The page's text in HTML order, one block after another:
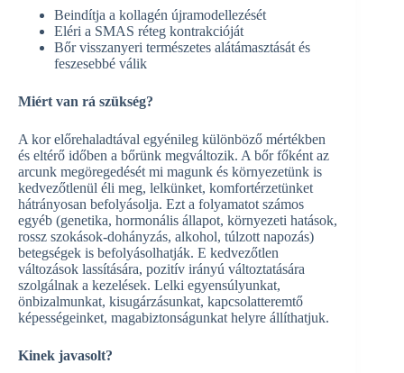
Beindítja a kollagén újramodellezését
Eléri a SMAS réteg kontrakcióját
Bőr visszanyeri természetes alátámasztását és
feszesebbé válik
Miért van rá szükség?
A kor előrehaladtával egyénileg különböző mértékben
és eltérő időben a bőrünk megváltozik. A bőr főként az
arcunk megöregedését mi magunk és környezetünk is
kedvezőtlenül éli meg, lelkünket, komfortérzetünket
hátrányosan befolyásolja. Ezt a folyamatot számos
egyéb (genetika, hormonális állapot, környezeti hatások,
rossz szokások-dohányzás, alkohol, túlzott napozás)
betegségek is befolyásolhatják. E kedvezőtlen
változások lassítására, pozitív irányú változtatására
szolgálnak a kezelések. Lelki egyensúlyunkat,
önbizalmunkat, kisugárzásunkat, kapcsolatteremtő
képességeinket, magabiztonságunkat helyre állíthatjuk.
Kinek javasolt?